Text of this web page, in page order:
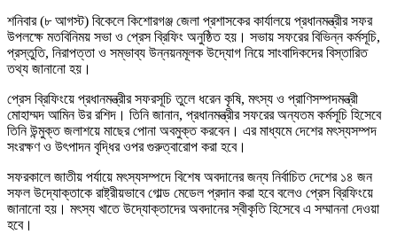
শনিবার (৮ আগস্ট) বিকেলে কিশোরগঞ্জ জেলা প্রশাসকের কার্যালয়ে প্রধানমন্ত্রীর সফর
উপলক্ষে মতবিনিময় সভা ও প্রেস ব্রিফিং অনুষ্ঠিত হয়। সভায় সফরের বিভিন্ন কর্মসূচি,
প্রস্তুতি, নিরাপত্তা ও সম্ভাব্য উন্নয়নমূলক উদ্যোগ নিয়ে সাংবাদিকদের বিস্তারিত
তথ্য জানানো হয়।
প্রেস ব্রিফিংয়ে প্রধানমন্ত্রীর সফরসূচি তুলে ধরেন কৃষি, মৎস্য ও প্রাণিসম্পদমন্ত্রী
মোহাম্মদ আমিন উর রশিদ। তিনি জানান, প্রধানমন্ত্রীর সফরের অন্যতম কর্মসূচি হিসেবে
তিনি উন্মুক্ত জলাশয়ে মাছের পোনা অবমুক্ত করবেন। এর মাধ্যমে দেশের মৎস্যসম্পদ
সংরক্ষণ ও উৎপাদন বৃদ্ধির ওপর গুরুত্বারোপ করা হবে।
সফরকালে জাতীয় পর্যায়ে মৎস্যসম্পদে বিশেষ অবদানের জন্য নির্বাচিত দেশের ১৪ জন
সফল উদ্যোক্তাকে রাষ্ট্রীয়ভাবে গোল্ড মেডেল প্রদান করা হবে বলেও প্রেস ব্রিফিংয়ে
জানানো হয়। মৎস্য খাতে উদ্যোক্তাদের অবদানের স্বীকৃতি হিসেবে এ সম্মাননা দেওয়া
হবে।